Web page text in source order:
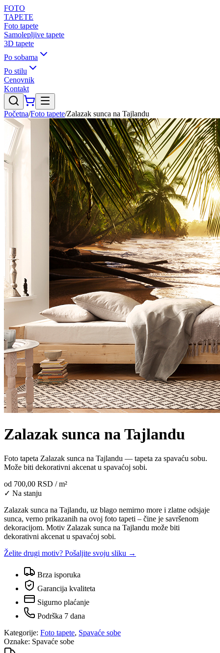
FOTO
TAPETE
Foto tapete
Samolepljive tapete
3D tapete
Po sobama
Po stilu
Cenovnik
Kontakt
Početna/Foto tapete/Zalazak sunca na Tajlandu
Zalazak sunca na Tajlandu
Foto tapeta Zalazak sunca na Tajlandu — tapeta za spavaću sobu.
Može biti dekorativni akcenat u spavaćoj sobi.
od 700,00 RSD / m²
✓ Na stanju
Zalazak sunca na Tajlandu, uz blago nemirno more i zlatne odsjaje
sunca, verno prikazanih na ovoj foto tapeti – čine je savršenom
dekoracijom. Motiv Zalazak sunca na Tajlandu može biti
dekorativni akcenat u spavaćoj sobi.
Želite drugi motiv? Pošaljite svoju sliku →
Brza isporuka
Garancija kvaliteta
Sigurno plaćanje
Podrška 7 dana
Kategorije: Foto tapete, Spavaće sobe
Oznake: Spavaće sobe